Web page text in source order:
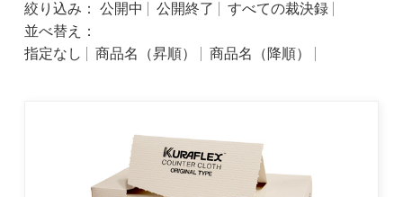
絞り込み： 公開中 公開終了
すべての裁決録
並べ替え：
指定なし
商品名（昇順） 商品名（降順）